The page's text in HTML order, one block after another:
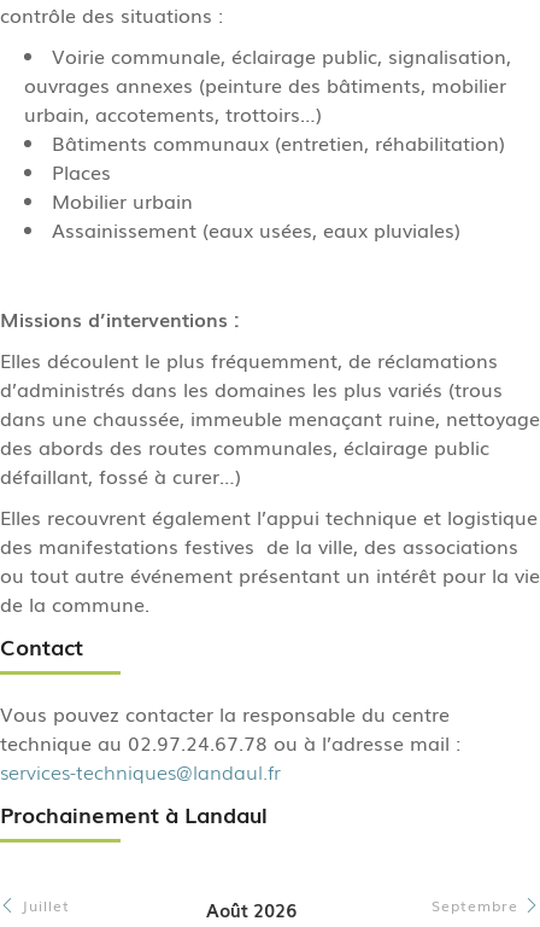
contrôle des situations :
Voirie communale, éclairage public, signalisation,
ouvrages annexes (peinture des bâtiments, mobilier
urbain, accotements, trottoirs…)
Bâtiments communaux (entretien, réhabilitation)
Places
Mobilier urbain
Assainissement (eaux usées, eaux pluviales)
Missions d’interventions :
Elles découlent le plus fréquemment, de réclamations
d’administrés dans les domaines les plus variés (trous
dans une chaussée, immeuble menaçant ruine, nettoyage
des abords des routes communales, éclairage public
défaillant, fossé à curer…)
Elles recouvrent également l’appui technique et logistique
des manifestations festives de la ville, des associations
ou tout autre événement présentant un intérêt pour la vie
de la commune.
Contact
Vous pouvez contacter la responsable du centre
technique au 02.97.24.67.78 ou à l’adresse mail :
services-techniques@landaul.fr
Prochainement à Landaul
Juillet Août 2026 Septembre